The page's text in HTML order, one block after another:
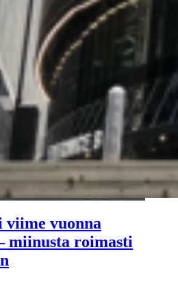
viime vuonna
miinusta roimasti